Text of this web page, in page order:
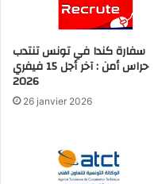
سفارة كندا في تونس تنتدب
حراس أمن : آخر أجل 15 فيفري
2026
26 janvier 2026